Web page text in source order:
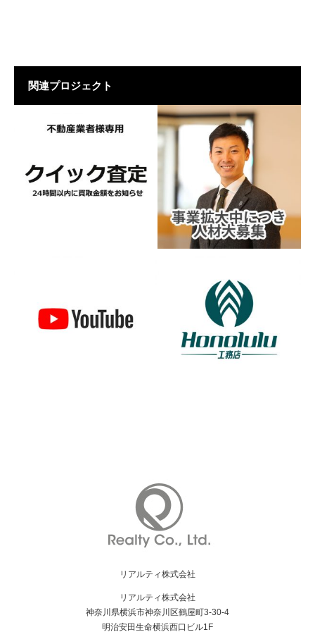
関連プロジェクト
採用情報
リアルティ株式会社
リアルティ株式会社
神奈川県横浜市神奈川区鶴屋町3-30-4
明治安田生命横浜西口ビル1F